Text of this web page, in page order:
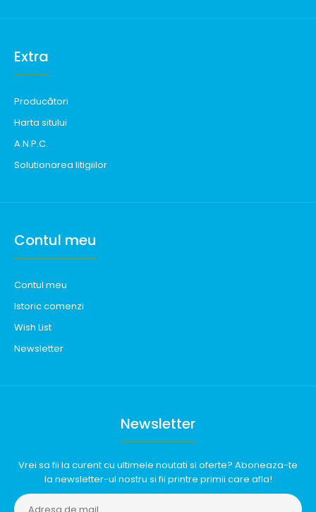
Extra
Producători
Harta sitului
A.N.P.C.
Solutionarea litigiilor
Contul meu
Contul meu
Istoric comenzi
Wish List
Newsletter
Newsletter
Vrei sa fii la curent cu ultimele noutati si oferte? Aboneaza-te
la newsletter-ul nostru si fii printre primii care afla!